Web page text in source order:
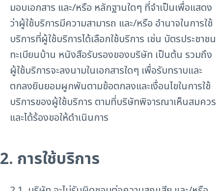
มอบเอกสาร และ/หรือ หลักฐานใดๆ ที่จำเป็นเพื่อแสดง
ว่าผู้ใช้บริการมีความสามารถ และ/หรือ อำนาจในการใช้
บริการที่ผู้ใช้บริการได้เลือกใช้บริการ เช่น บัตรประชาชน
ทะเบียนบ้าน หนังสือรับรองของบริษัท เป็นต้น รวมถึง
ผู้ใช้บริการจะลงนามในเอกสารใดๆ เพื่อรับทราบและ
ตกลงยินยอมผูกพันตามข้อตกลงและเงื่อนไขในการใช้
บริการของผู้ใช้บริการ ตามที่บริษัทพิจารณาเห็นสมควร
และได้ร้องขอให้ดำเนินการ
2. การใช้บริการ